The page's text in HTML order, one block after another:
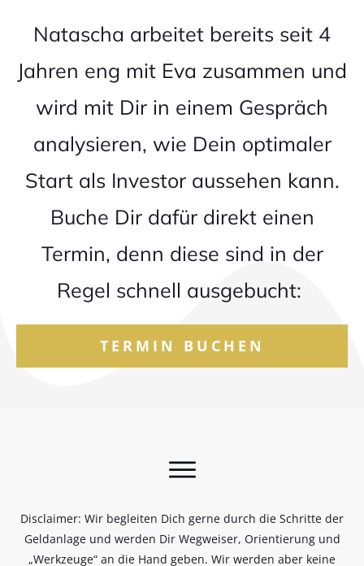
Natascha arbeitet bereits seit 4
Jahren eng mit Eva zusammen und
wird mit Dir in einem Gespräch
analysieren, wie Dein optimaler
Start als Investor aussehen kann.
Buche Dir dafür direkt einen
Termin, denn diese sind in der
Regel schnell ausgebucht:
TERMIN BUCHEN
Disclaimer: Wir begleiten Dich gerne durch die Schritte der
Geldanlage und werden Dir Wegweiser, Orientierung und
„Werkzeuge“ an die Hand geben. Wir werden aber keine